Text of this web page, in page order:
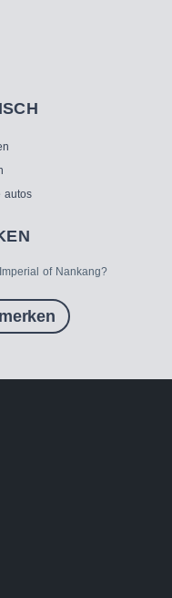
autos
of Nankang?